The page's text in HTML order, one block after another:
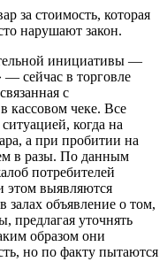
за стоимость, которая
нарушают закон.
инициативы —
сейчас в торговле
с
кассовом чеке. Все
когда на
а при пробитии на
в разы. По данным
потребителей
этом выявляются
залах объявление о том,
предлагая уточнять
образом они
но по факту пытаются